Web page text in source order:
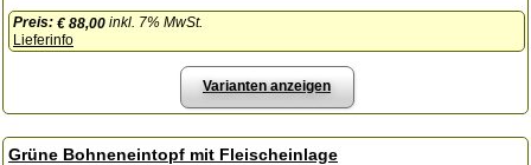
Preis: € 88,00 inkl. 7% MwSt.
Lieferinfo
Varianten anzeigen
Grüne Bohneneintopf mit Fleischeinlage